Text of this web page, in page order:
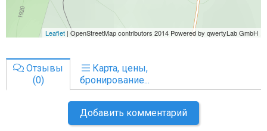
Отзывы
(0)
Карта, цены,
бронирование...
Добавить комментарий